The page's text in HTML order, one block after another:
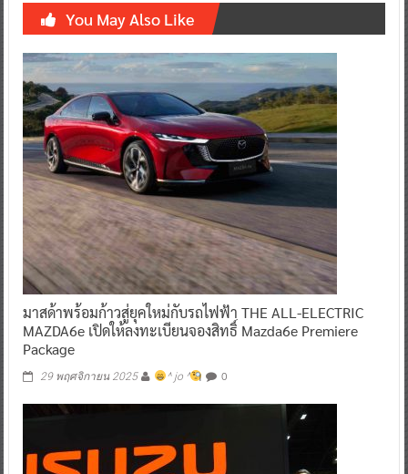
You May Also Like
มาสด้าพร้อมก้าวสู่ยุคใหม่กับรถไฟฟ้า THE ALL-ELECTRIC
MAZDA6e เปิดให้ลงทะเบียนจองสิทธิ์ Mazda6e Premiere
Package
29 พฤศจิกายน 2025 ^ jo ^ 0